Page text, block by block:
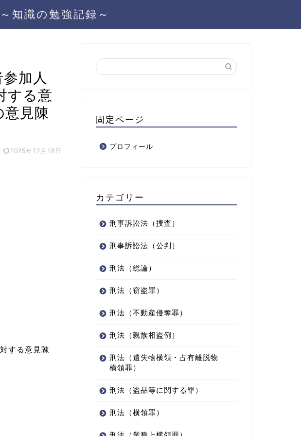
知識の勉強記録～
加人
する意
意見陳
2025年12月18日
する意見陳
固定ページ
プロフィール
カテゴリー
刑事訴訟法（捜査）
刑事訴訟法（公判）
刑法（総論）
刑法（窃盗罪）
刑法（不動産侵奪罪）
刑法（親族相盗例）
刑法（遺失物横領・占有離脱物
横領罪）
刑法（盗品等に関する罪）
刑法（横領罪）